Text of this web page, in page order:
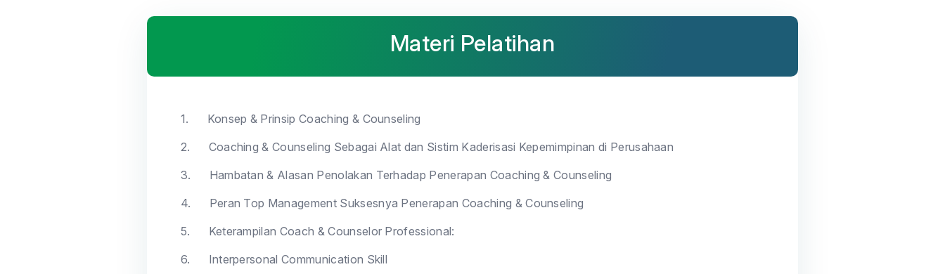
Materi Pelatihan
1. Konsep & Prinsip Coaching & Counseling
2. Coaching & Counseling Sebagai Alat dan Sistim Kaderisasi Kepemimpinan di Perusahaan
3. Hambatan & Alasan Penolakan Terhadap Penerapan Coaching & Counseling
4. Peran Top Management Suksesnya Penerapan Coaching & Counseling
5. Keterampilan Coach & Counselor Professional:
6. Interpersonal Communication Skill